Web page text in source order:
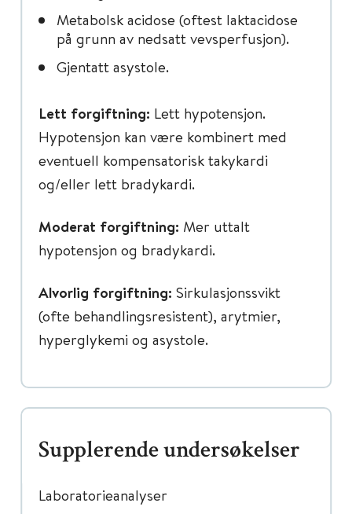
Metabolsk acidose (oftest laktacidose
på grunn av nedsatt vevsperfusjon).
Gjentatt asystole.
Lett forgiftning: Lett hypotensjon.
Hypotensjon kan være kombinert med
eventuell kompensatorisk takykardi
og/eller lett bradykardi.
Moderat forgiftning: Mer uttalt
hypotensjon og bradykardi.
Alvorlig forgiftning: Sirkulasjonssvikt
(ofte behandlingsresistent), arytmier,
hyperglykemi og asystole.
Supplerende undersøkelser
Laboratorieanalyser